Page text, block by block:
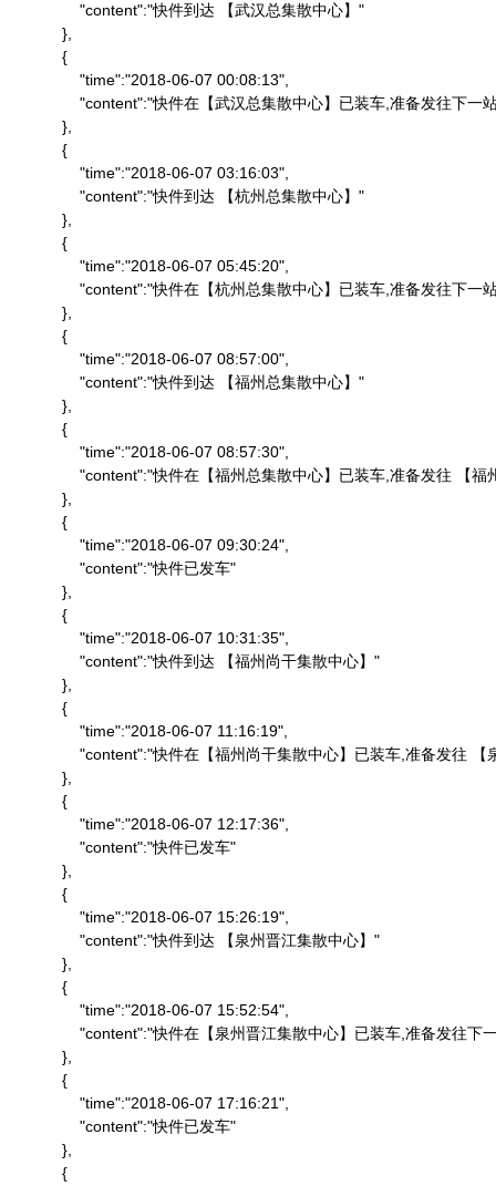
                "content":"快件到达 【武汉总集散中心】"
            },
            {
                "time":"2018-06-07 00:08:13",
"content":"快件在【武汉总集散中心】已装车,准备发往下一
            },
            {
                "time":"2018-06-07 03:16:03",
                "content":"快件到达 【杭州总集散中心】"
            },
            {
                "time":"2018-06-07 05:45:20",
"content":"快件在【杭州总集散中心】已装车,准备发往下一
            },
            {
                "time":"2018-06-07 08:57:00",
                "content":"快件到达 【福州总集散中心】"
            },
            {
                "time":"2018-06-07 08:57:30",
"content":"快件在【福州总集散中心】已装车,准备发往 【
            },
            {
                "time":"2018-06-07 09:30:24",
                "content":"快件已发车"
            },
            {
                "time":"2018-06-07 10:31:35",
                "content":"快件到达 【福州尚干集散中心】"
            },
            {
                "time":"2018-06-07 11:16:19",
"content":"快件在【福州尚干集散中心】已装车,准备发往
            },
            {
                "time":"2018-06-07 12:17:36",
                "content":"快件已发车"
            },
            {
                "time":"2018-06-07 15:26:19",
                "content":"快件到达 【泉州晋江集散中心】"
            },
            {
                "time":"2018-06-07 15:52:54",
"content":"快件在【泉州晋江集散中心】已装车,准备发往下
            },
            {
                "time":"2018-06-07 17:16:21",
                "content":"快件已发车"
            },
            {